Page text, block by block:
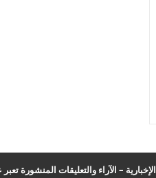
– الآراء والتعليقات المنشورة